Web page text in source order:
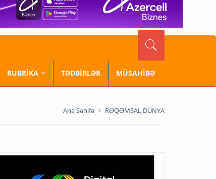
RUBRİKA TƏDBİRLƏR MÜSAHİBƏ
Ana Səhifə RƏQƏMSAL DÜNYA